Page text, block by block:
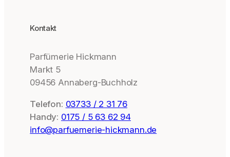
Kontakt
Parfümerie Hickmann
Markt 5
09456 Annaberg-Buchholz
Telefon: 03733 / 2 31 76
Handy: 0175 / 5 63 62 94
info@parfuemerie-hickmann.de